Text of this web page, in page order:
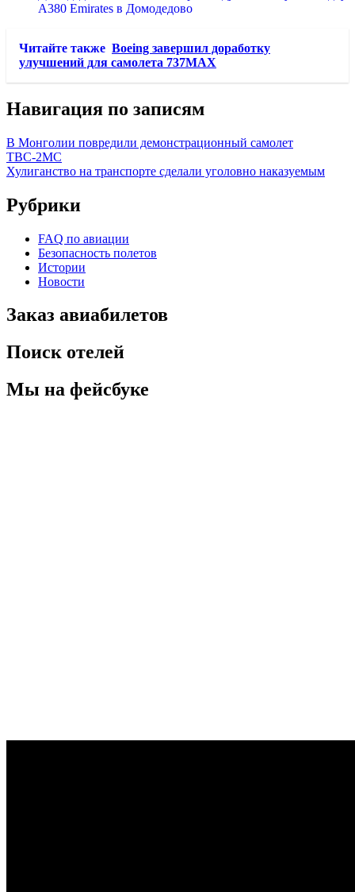
A380 Emirates в Домодедово
Читайте также Boeing завершил доработку
улучшений для самолета 737MAX
Навигация по записям
В Монголии повредили демонстрационный самолет
ТВС-2МС
Хулиганство на транспорте сделали уголовно наказуемым
Рубрики
FAQ по авиации
Безопасность полетов
Истории
Новости
Заказ авиабилетов
Поиск отелей
Мы на фейсбуке